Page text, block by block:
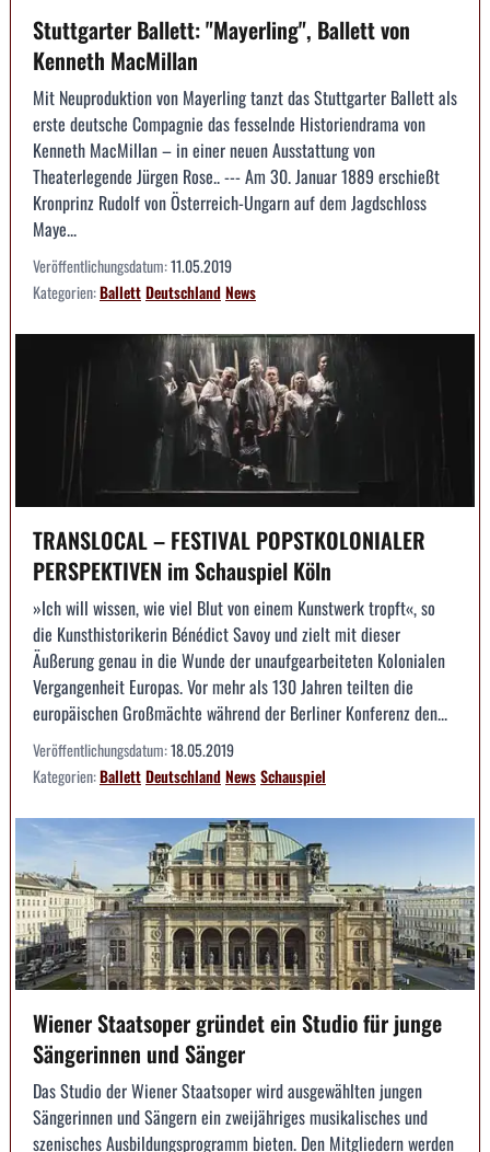
Stuttgarter Ballett: "Mayerling", Ballett von
Kenneth MacMillan
Mit Neuproduktion von Mayerling tanzt das Stuttgarter Ballett als
erste deutsche Compagnie das fesselnde Historiendrama von
Kenneth MacMillan – in einer neuen Ausstattung von
Theaterlegende Jürgen Rose.. --- Am 30. Januar 1889 erschießt
Kronprinz Rudolf von Österreich-Ungarn auf dem Jagdschloss
Maye...
Veröffentlichungsdatum:11.05.2019
Kategorien:BallettDeutschlandNews
TRANSLOCAL – FESTIVAL POPSTKOLONIALER
PERSPEKTIVEN im Schauspiel Köln
»Ich will wissen, wie viel Blut von einem Kunstwerk tropft«, so
die Kunsthistorikerin Bénédict Savoy und zielt mit dieser
Äußerung genau in die Wunde der unaufgearbeiteten Kolonialen
Vergangenheit Europas. Vor mehr als 130 Jahren teilten die
europäischen Großmächte während der Berliner Konferenz den...
Veröffentlichungsdatum:18.05.2019
Kategorien:BallettDeutschlandNewsSchauspiel
Wiener Staatsoper gründet ein Studio für junge
Sängerinnen und Sänger
Das Studio der Wiener Staatsoper wird ausgewählten jungen
Sängerinnen und Sängern ein zweijähriges musikalisches und
szenisches Ausbildungsprogramm bieten. Den Mitgliedern werden